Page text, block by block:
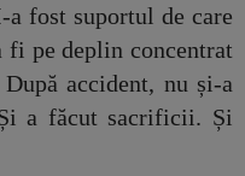
fost suportul de care
fi pe deplin concentrat
accident, nu și-a
a făcut sacrificii. Și